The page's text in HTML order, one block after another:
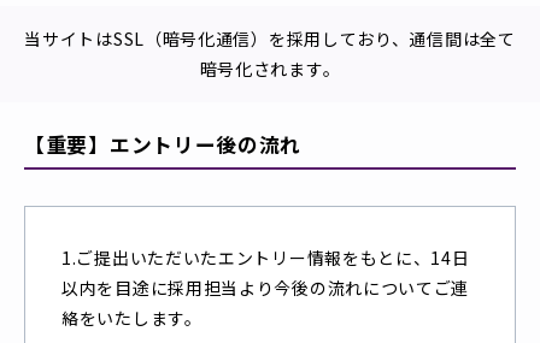
当サイトはSSL（暗号化通信）を採用しており、通信間は全て
暗号化されます。
【重要】エントリー後の流れ
1.ご提出いただいたエントリー情報をもとに、14日
以内を目途に採用担当より今後の流れについてご連
絡をいたします。